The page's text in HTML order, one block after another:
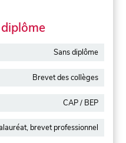
Sans diplôme
Brevet des collèges
CAP / BEP
brevet professionnel